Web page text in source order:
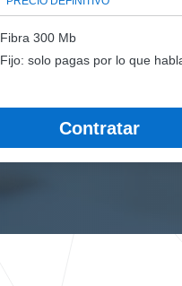
Fibra 300 Mb
Fijo: solo pagas por lo que
Contratar